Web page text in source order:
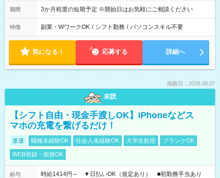
期間 3か月程度の短期予定 ※開始日はお気軽にご相談ください
特徴 副業・WワークOK / シフト勤務 / パソコンスキル不要
気になる！ 応募する 詳細へ
掲載日：2026.08.07
未読
【シフト自由・現金手渡しOK】iPhoneなどス
マホの充電を繋げるだけ！
派遣 職種未経験OK 社会人未経験OK 大学生歓迎
ブランクOK
WEB登録・面接OK
給与
時給1414円～ ▼日払いOK（規定あり） ■初勤務手当あり